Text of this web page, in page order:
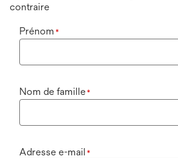
contraire
Prénom *
Nom de famille*
Adresse e-mail *